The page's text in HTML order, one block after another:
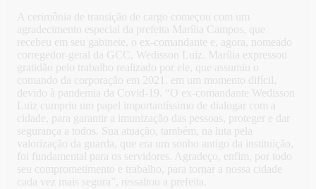
A cerimônia de transição de cargo começou com um
agradecimento especial da prefeita Marília Campos, que
recebeu em seu gabinete, o ex-comandante e, agora, nomeado
corregedor-geral da GCC, Wedisson Luiz. Marília expressou
gratidão pelo trabalho realizado por ele, que assumiu o
comando da corporação em 2021, em um momento difícil,
devido à pandemia da Covid-19. “O ex-comandante Wedisson
Luiz cumpriu um papel importantíssimo de dialogar com a
cidade, para garantir a imunização das pessoas, proteger e dar
segurança a todos. Sua atuação, também, na luta pela
valorização da guarda, que era um sonho antigo da instituição,
foi fundamental para os servidores. Agradeço, enfim, por todo
seu comprometimento e trabalho, para tornar a nossa cidade
cada vez mais segura”, ressaltou a prefeita.